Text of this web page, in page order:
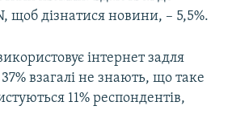
щоб дізнатися новини, – 5,5%.
інтернет задля
взагалі не знають, що таке
11% респондентів,